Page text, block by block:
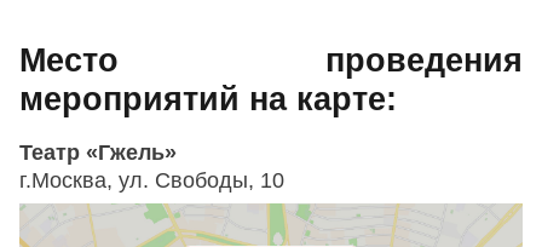
Место проведения
мероприятий на карте:
Театр «Гжель»
г.Москва, ул. Свободы, 10